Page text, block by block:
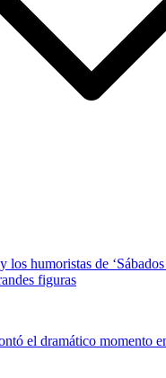
humoristas de
figuras
el dramático momento